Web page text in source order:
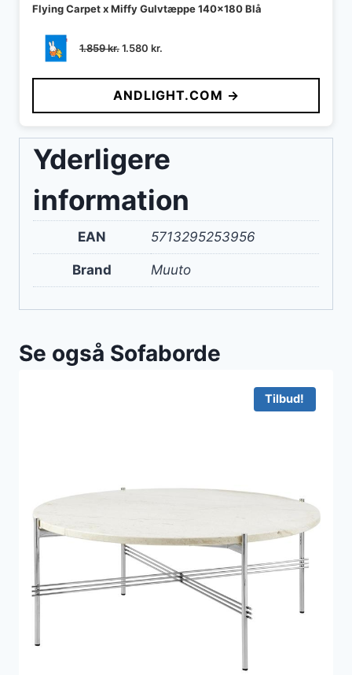
Flying Carpet x Miffy Gulvtæppe 140x180 Blå
1.859kr.Den
pris
var:
1.859 kr..
1.580 kr.
pris
er:
1.580 kr..
ANDLIGHT.COM →
Yderligere
information
EAN 5713295253956
Brand Muuto
Se også Sofaborde
Tilbud!